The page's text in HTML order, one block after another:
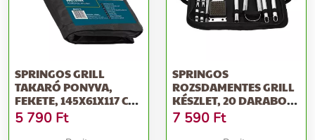
SPRINGOS GRILL
TAKARÓ PONYVA,
FEKETE, 145X61X117 CM,
VÍZÁLLÓ TAKARÓ
5 790 Ft
SPRINGOS
ROZSDAMENTES GRILL
KÉSZLET, 20 DARABOS,
GRILLSZETT TÁSKÁBAN
7 590 Ft